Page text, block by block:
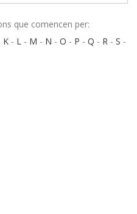
que comencen per:
K - L - M - N - O - P - Q - R - S -